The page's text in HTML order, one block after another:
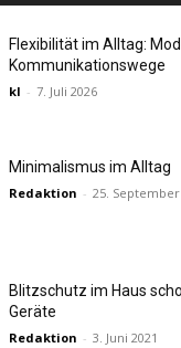
Flexibilität im Alltag:
Kommunikationswege
kl - 7. Juli 2026
Minimalismus im Alltag
Redaktion - 25. September
Blitzschutz im Haus
Geräte
Redaktion - 3. Juni 2021